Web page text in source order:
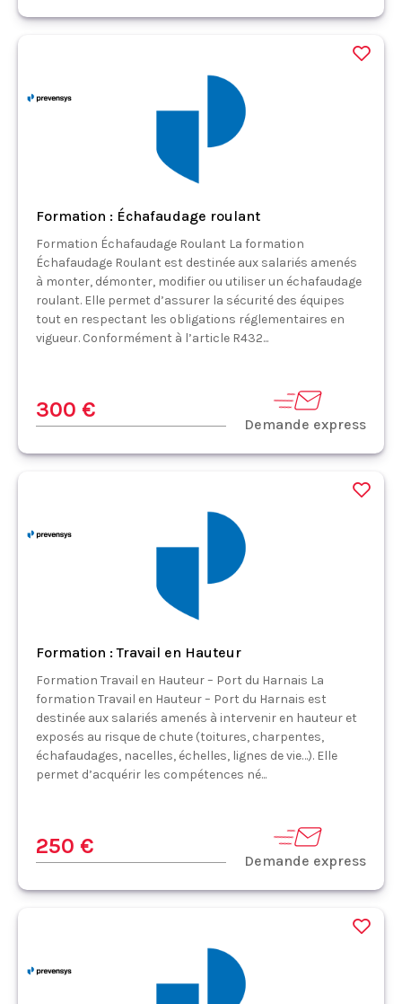
Formation : Échafaudage roulant
Formation Échafaudage Roulant La formation
Échafaudage Roulant est destinée aux salariés amenés
à monter, démonter, modifier ou utiliser un échafaudage
roulant. Elle permet d’assurer la sécurité des équipes
tout en respectant les obligations réglementaires en
vigueur. Conformément à l’article R432...
300 €
Demande express
Formation : Travail en Hauteur
Formation Travail en Hauteur – Port du Harnais La
formation Travail en Hauteur – Port du Harnais est
destinée aux salariés amenés à intervenir en hauteur et
exposés au risque de chute (toitures, charpentes,
échafaudages, nacelles, échelles, lignes de vie…). Elle
permet d’acquérir les compétences né...
250 €
Demande express